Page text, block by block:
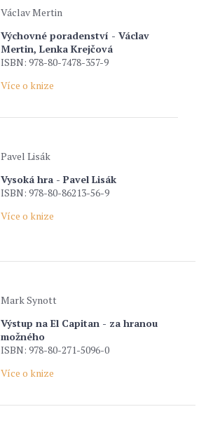
Václav Mertin
Výchovné poradenství - Václav
Mertin, Lenka Krejčová
ISBN: 978-80-7478-357-9
Více o knize
Pavel Lisák
Vysoká hra - Pavel Lisák
ISBN: 978-80-86213-56-9
Více o knize
Mark Synott
Výstup na El Capitan - za hranou
možného
ISBN: 978-80-271-5096-0
Více o knize